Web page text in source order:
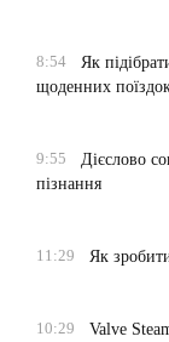
8:54
Як
щоденних
9:55
Дієслово
пізнання
11:29
Як
10:29
Valve